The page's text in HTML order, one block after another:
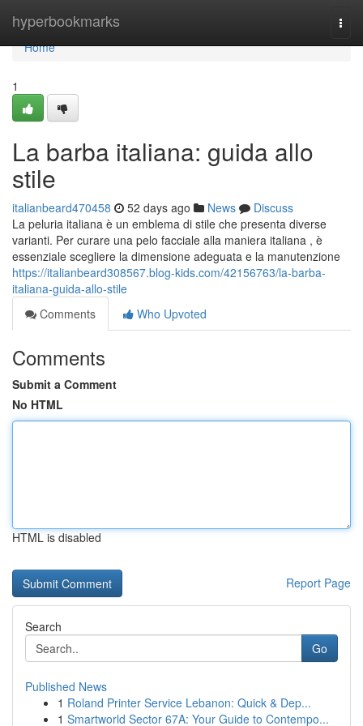
hyperbookmarks
Home
Home
1
La barba italiana: guida allo
stile
italianbeard470458 52 days ago News
Discuss
La peluria italiana è un emblema di stile che presenta diverse
varianti. Per curare una pelo facciale alla maniera italiana , è
essenziale scegliere la dimensione adeguata e la manutenzione
https://italianbeard308567.blog-kids.com/42156763/la-barba-
italiana-guida-allo-stile
Comments
Who Upvoted
Comments
Submit a Comment
No HTML
HTML is disabled
Report Page
Search
Go
Published News
1 Roland Printer Service Lebanon: Quick & Dep...
1 Smartworld Sector 67A: Your Guide to Contempo...